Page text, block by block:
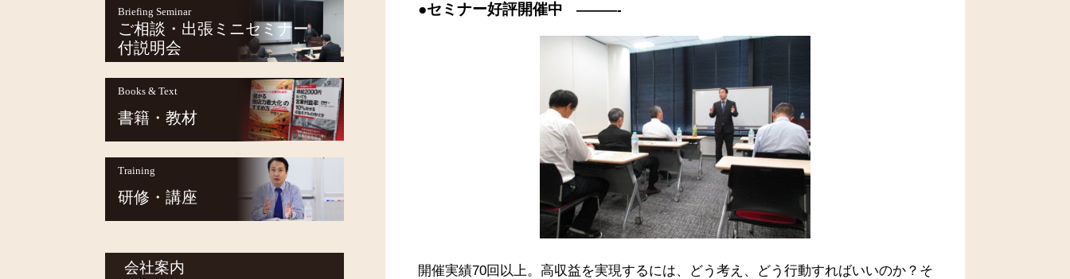
●セミナー好評開催中 ———-
開催実績70回以上。高収益を実現するには、どう考え、どう行動すればいいのか？そ
Briefing Seminar
ご相談・出張ミニセミナー
付説明会
Books & Text
書籍・教材
Training
研修・講座
会社案内